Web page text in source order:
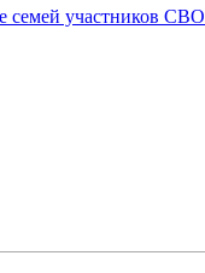
семей участников СВО